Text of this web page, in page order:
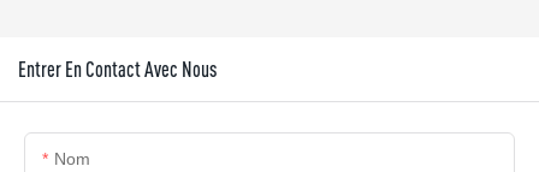
Entrer En Contact Avec Nous
Nom